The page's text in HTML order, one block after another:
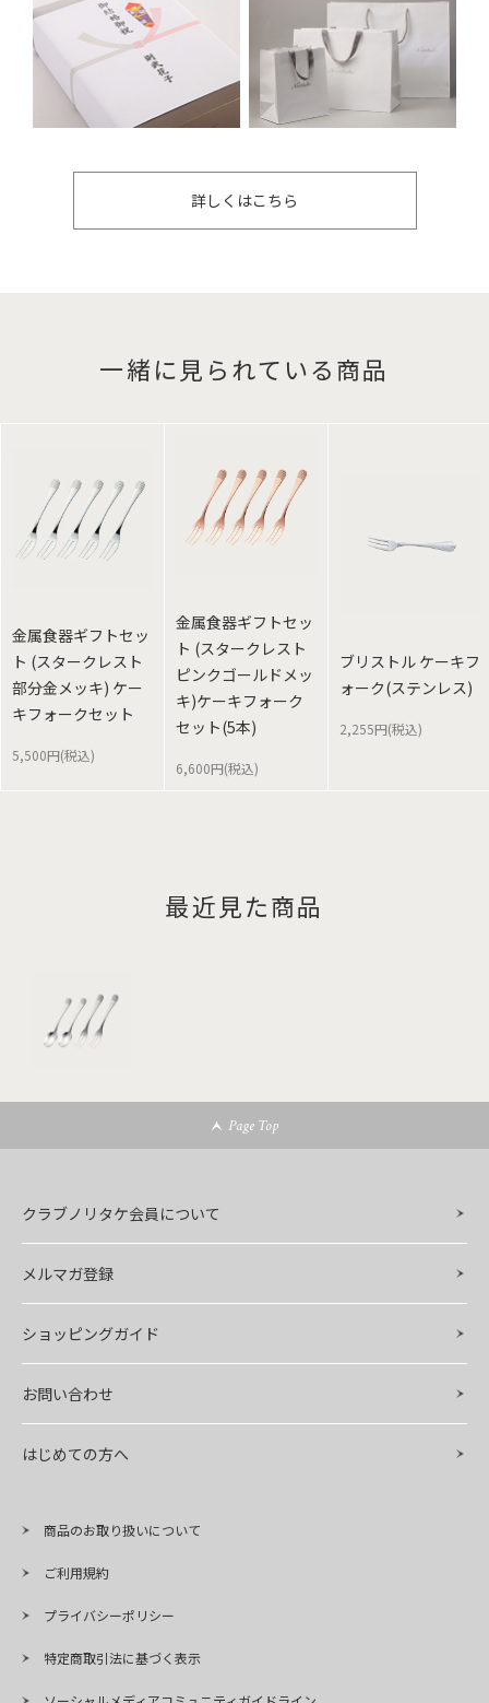
詳しくはこちら
一緒に見られている商品
金属食器ギフトセッ
ト (スタークレスト
部分金メッキ) ケー
キフォークセット
5,500円(税込)
金属食器ギフトセッ
ト (スタークレスト
ピンクゴールドメッ
キ)ケーキフォーク
セット(5本)
6,600円(税込)
ブリストル ケーキフ
ォーク(ステンレス)
2,255円(税込)
最近見た商品
Page Top
クラブノリタケ会員について
メルマガ登録
ショッピングガイド
お問い合わせ
はじめての方へ
商品のお取り扱いについて
ご利用規約
プライバシーポリシー
特定商取引法に基づく表示